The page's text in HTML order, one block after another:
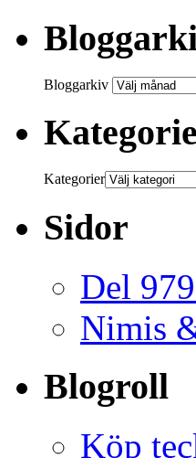
Bloggarkiv
Kategorier
Sidor
Del
Nimis
Blogroll
Köp